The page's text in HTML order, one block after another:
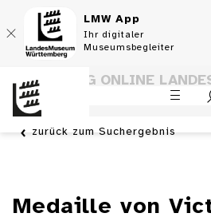
LMW App
Ihr digitaler
Museumsbegleiter
SAMMLUNG ONLINE
WÜRTTEMBERG
zurück zum Suchergebnis
Medaille von